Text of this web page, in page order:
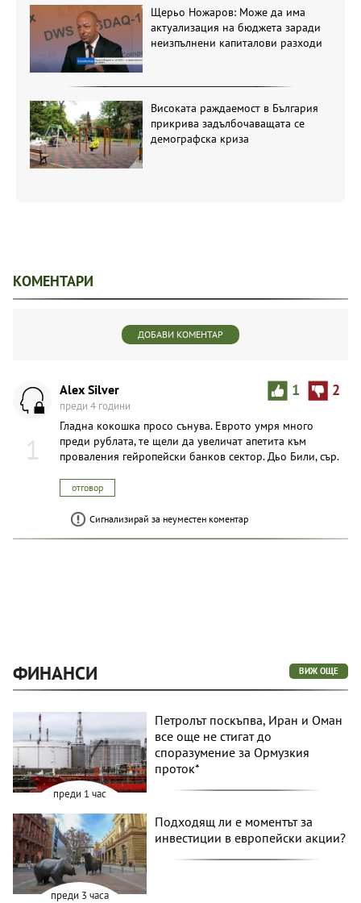
Щерьо Ножаров: Може да има
актуализация на бюджета заради
неизпълнени капиталови разходи
Високата раждаемост в България
прикрива задълбочаващата се
демографска криза
КОМЕНТАРИ
ДОБАВИ КОМЕНТАР
1
1 2
Alex Silver
преди 4 години
Гладна кокошка просо сънува. Еврото умря много
преди рублата, те щели да увеличат апетита към
проваления гейропейски банков сектор. Дьо Били, сър.
отговор
Сигнализирай за неуместен коментар
ФИНАНСИ ВИЖ ОЩЕ
преди 1 час
Петролът поскъпва, Иран и Оман
все още не стигат до
споразумение за Ормузкия
проток*
преди 3 часа
Подходящ ли е моментът за
инвестиции в европейски акции?